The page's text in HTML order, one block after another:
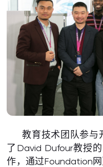
教育技术团队参与
了David Dufour教授
作，通过Foundation